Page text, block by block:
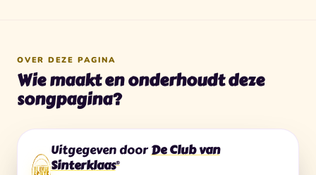
OVER DEZE PAGINA
Wie maakt en onderhoudt deze
songpagina?
Uitgegeven doorDe Club van
Sinterklaas®